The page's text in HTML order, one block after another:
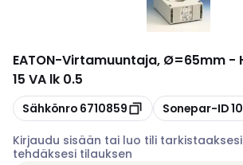
EATON-Virtamuuntaja, Ø=65mm -
15 VA lk 0.5
Kopioi
Sähkönro 6710859 Kopioi
Sonepar-ID
Kirjaudu sisään tai luo tili
tehdäksesi tilauksen